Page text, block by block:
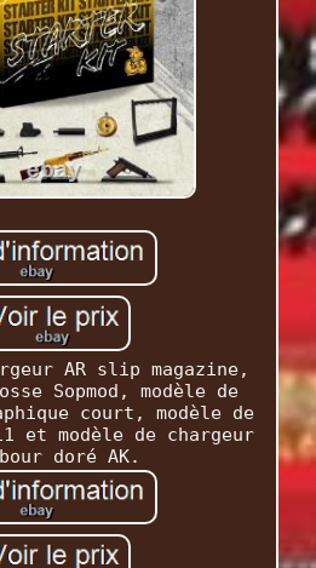
AR slip magazine,
Sopmod, modèle de
court, modèle de
et modèle de chargeur
doré AK.